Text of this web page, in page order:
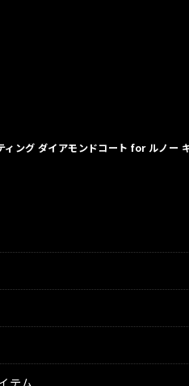
ィング ダイアモンドコート for ルノー
テム